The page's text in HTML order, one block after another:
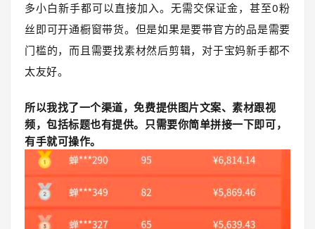
多小白新手都可以直接加入。无需交保证金，甚至0粉
丝即可开通橱窗带货。但是如果是要带官方的品是需要
门槛的，而且需要找素材然后剪辑，对于宝妈新手都不
太友好。
所以我找了一个渠道，免费提供图片文案、素材跟视
频，包括标题也有提供。只需要你简单拼接一下即可，
有手就可操作。